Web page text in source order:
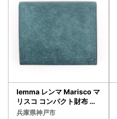
lemma レンマ Marisco マ
リスコ コンパクト財布 二
つ折り財布 ペトローリオ
兵庫県神戸市